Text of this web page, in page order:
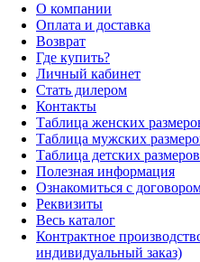
О компании
Оплата и доставка
Возврат
Где купить?
Личный кабинет
Стать дилером
Контакты
Таблица женских
Таблица мужских
Таблица детских размеров
Полезная информация
Ознакомиться с
Реквизиты
Весь каталог
Контрактное
индивидуальный заказ)